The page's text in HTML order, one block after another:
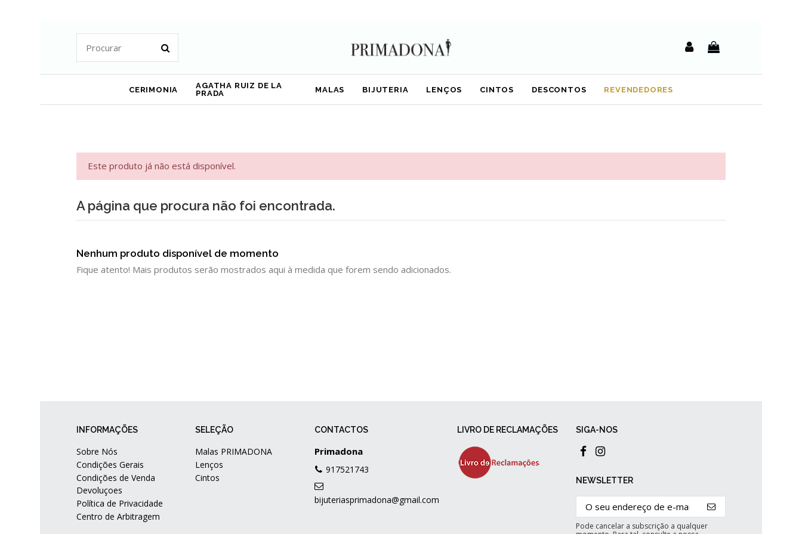
CERIMONIA
AGATHA RUIZ DE LA
PRADA
MALAS BIJUTERIA LENÇOS CINTOS DESCONTOS REVENDEDORES
Este produto já não está disponível.
A página que procura não foi encontrada.
Nenhum produto disponível de momento
Fique atento! Mais produtos serão mostrados aqui à medida que forem sendo adicionados.
INFORMAÇÕES
Sobre Nós
Condições Gerais
Condições de Venda
Devoluçoes
Política de Privacidade
Centro de Arbitragem
SELEÇÃO
Malas PRIMADONA
Lenços
Cintos
CONTACTOS
Primadona
917521743
bijuteriasprimadona@gmail.com
LIVRO DE RECLAMAÇÕES SIGA-NOS
NEWSLETTER
Pode cancelar a subscrição a qualquer